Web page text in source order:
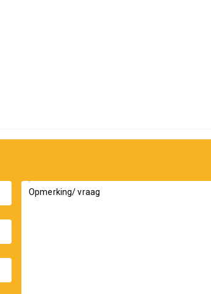
location?
Opmerking/ vraag